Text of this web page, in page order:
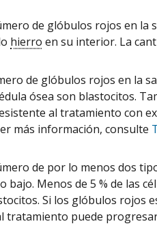
de glóbulos rojos en la
hierro en su interior. La
de glóbulos rojos en la
ósea son blastocitos.
al tratamiento con
más información, consulte
de por lo menos dos
Menos de 5 % de las
Si los glóbulos rojos
tratamiento puede